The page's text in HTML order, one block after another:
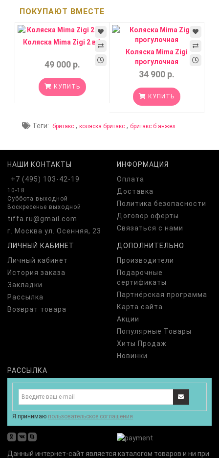
ПОКУПАЮТ ВМЕСТЕ
Коляска Mima Zigi 2 в 1
49 000 р.
КУПИТЬ
Коляска Mima Zigi
прогулочная
34 900 р.
КУПИТЬ
Теги: бритакс , коляска бритакс , бритакс б анжел
НАШИ КОНТАКТЫ
+7 (495) 103-42-19
10-18
Суббота выходной
Воскресенье выходной
tiffa.ru@gmail.com
г. Москва ул. Осенняя, 23
ИНФОРМАЦИЯ
Оплата
Доставка
Политика безопасности
Договор оферты
Связаться с нами
ЛИЧНЫЙ КАБИНЕТ
Личный кабинет
История заказа
Закладки
Рассылка
Возврат товара
ДОПОЛНИТЕЛЬНО
Производители
Подарочные
сертификаты
Партнёрская программа
Карта сайта
Акции
Популярные Товары
Хиты Продаж
Новинки
РАССЫЛКА
Я принимаю пользовательское соглашения
odnoklassniki
vk skype
Данный интернет-сайт является каталогом товаров и ни при